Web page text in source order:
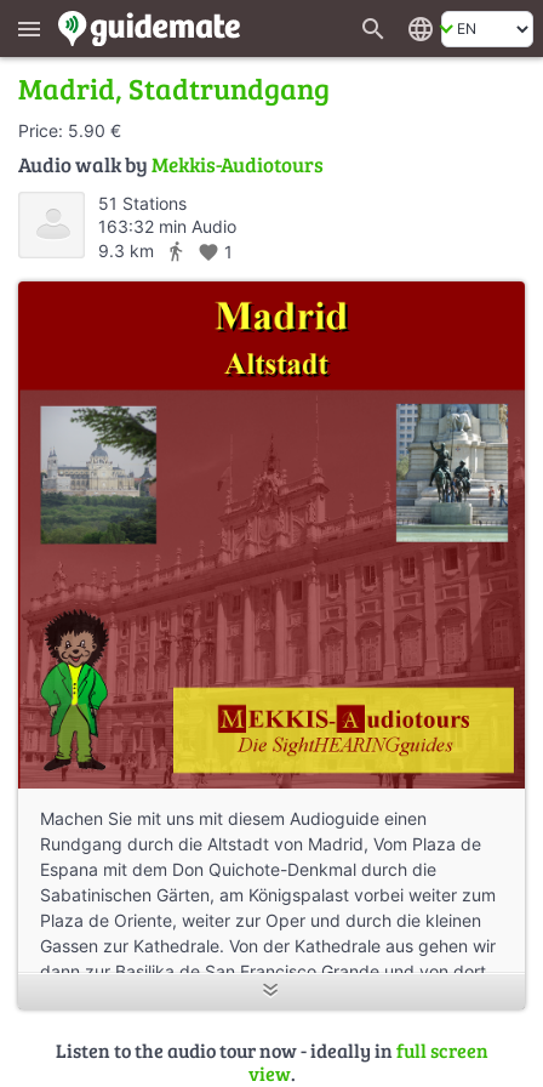
menu search language
Madrid, Stadtrundgang
Price: 5.90 €
Audio walk byMekkis-Audiotours
51 Stations
163:32 min Audio
9.3 km
directions_walk favorite 1
Machen Sie mit uns mit diesem Audioguide einen
Rundgang durch die Altstadt von Madrid, Vom Plaza de
Espana mit dem Don Quichote-Denkmal durch die
Sabatinischen Gärten, am Königspalast vorbei weiter zum
Plaza de Oriente, weiter zur Oper und durch die kleinen
Gassen zur Kathedrale. Von der Kathedrale aus gehen wir
dann zur Basilika de San Francisco Grande und von dort
weiter zur Plaza Mayor, der Puerta del Sol bis zur Plazy
vorbei am Museum Thyssen-Bornemisza bis zum Prado
und beenden die Tour dann am Museum Reina Sofia.
Listen to the audio tour now - ideally infull screen
view.